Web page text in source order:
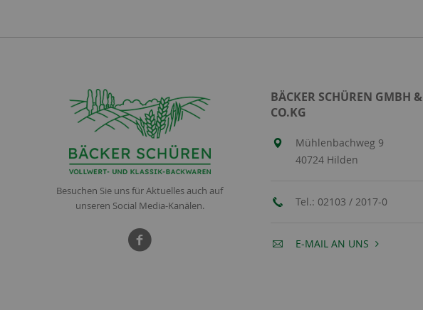
Besuchen Sie uns für Aktuelles auch auf
unseren Social Media-Kanälen.
BÄCKER SCHÜREN GMBH &
CO.KG
Mühlenbachweg 9
40724 Hilden
Tel.: 02103 / 2017-0
E-MAIL AN UNS